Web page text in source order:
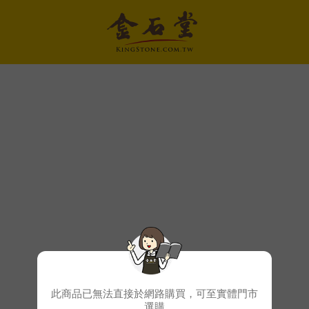
此商品已無法直接於網路購買，可至實體門市
選購